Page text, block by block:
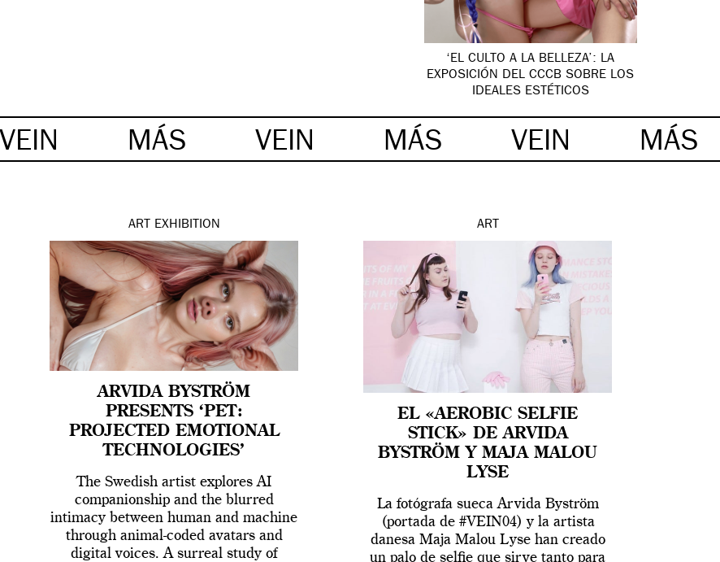
‘EL CULTO A LA BELLEZA’: LA
EXPOSICIÓN DEL CCCB SOBRE LOS
IDEALES ESTÉTICOS
VEIN MÁS VEIN MÁS VEIN MÁS
ART EXHIBITION
ARVIDA BYSTRÖM
PRESENTS ‘PET:
PROJECTED EMOTIONAL
TECHNOLOGIES’
The Swedish artist explores AI
companionship and the blurred
intimacy between human and machine
through animal-coded avatars and
digital voices. A surreal study of
ART
EL «AEROBIC SELFIE
STICK» DE ARVIDA
BYSTRÖM Y MAJA MALOU
LYSE
La fotógrafa sueca Arvida Byström
(portada de #VEIN04) y la artista
danesa Maja Malou Lyse han creado
un palo de selfie que sirve tanto para